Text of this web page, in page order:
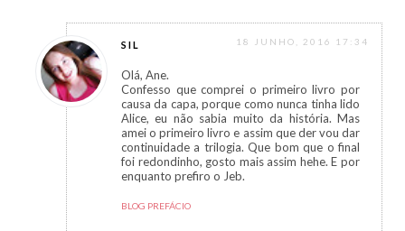
SIL 18 JUNHO, 2016 17:34
Olá, Ane.
Confesso que comprei o primeiro livro por
causa da capa, porque como nunca tinha lido
Alice, eu não sabia muito da história. Mas
amei o primeiro livro e assim que der vou dar
continuidade a trilogia. Que bom que o final
foi redondinho, gosto mais assim hehe. E por
enquanto prefiro o Jeb.
BLOG PREFÁCIO